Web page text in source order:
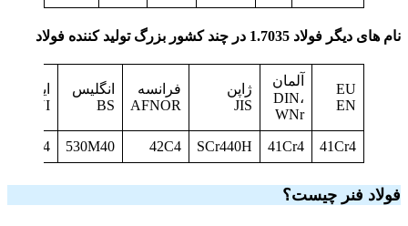
نام های دیگر فولاد 1.7035 در چند کشور بزرگ تولید کننده فولاد
EU
EN
آلمان
DIN،
WNr
ژاپن
JIS
فرانسه
AFNOR
انگلیس
BS
ایتالیا
UNI
41Cr4
41Cr4
SCr440H
42C4
530M40
41Cr4
فولاد فنر چیست؟